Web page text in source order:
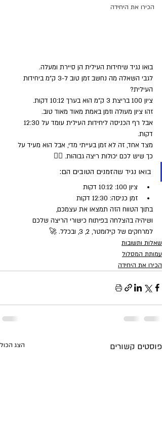
הכירו את היחידה
בואו נגיד שיחידות העילית הן סיירת ומעלה.
לגבי השאלה מה נחשב זמן טוב ל-3 ק"מ ביחידות
העילית?
ציון 100 בריצת 3 ק"מ הוא בערך 10:12 דקות.
זהו ציון מעולה וזמן באמת מאוד מאוד טוב.
דקות.
מצד אחד, זה לא זמן בעייתי מדי, אבל הוא מעיד על
כך שיש לכם יכולות ריצה גבוהות. 🏃‍♂️
בואו נגיד שהזמנים הטובים הם:
ציון 100: 10:12 דקות
זמן כניסה: 12:30 דקות
בתוך הטווח הזה תמצאו את עצמכם,
ושיהיה בהצלחה בפיתוח כישורי הריצה שלכם
למרחקים של קילומטר, 2, 3, ובכלל. 🚀
שאלות ותשובות
עמותת המסלול
הכירו את היחידה
פוסטים קשורים הצג הכול